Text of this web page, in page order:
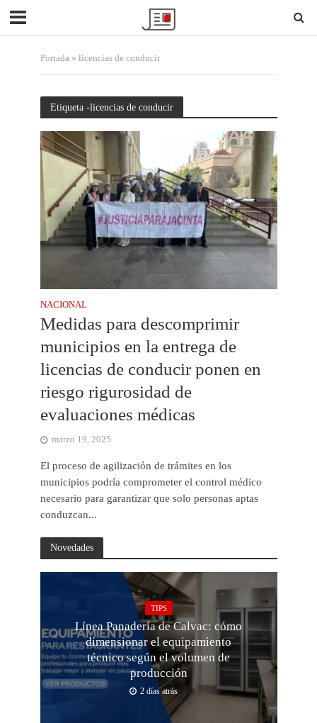
Portada» licencias de conducir
Etiqueta -licencias de conducir
NACIONAL
Medidas para descomprimir
municipios en la entrega de
licencias de conducir ponen en
riesgo rigurosidad de
evaluaciones médicas
marzo 19, 2025
El proceso de agilización de trámites en los
municipios podría comprometer el control médico
necesario para garantizar que solo personas aptas
conduzcan...
Novedades
TIPS
Línea Panadería de Calvac: cómo
dimensionar el equipamiento
técnico según el volumen de
producción
2 días atrás